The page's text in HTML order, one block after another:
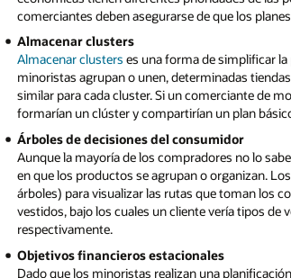
comerciantes deben asegurarse de que los
Almacenar clusters
Almacenar clusters es una forma de simplificar
minoristas agrupan o unen, determinadas
similar para cada cluster. Si un comerciante de
formarían un clúster y compartirían un plan
Árboles de decisiones del consumidor
Aunque la mayoría de los compradores no lo
en que los productos se agrupan o organizan.
árboles) para visualizar las rutas que toman los
vestidos, bajo los cuales un cliente vería tipos
respectivamente.
Objetivos financieros estacionales
Dado que los minoristas realizan una